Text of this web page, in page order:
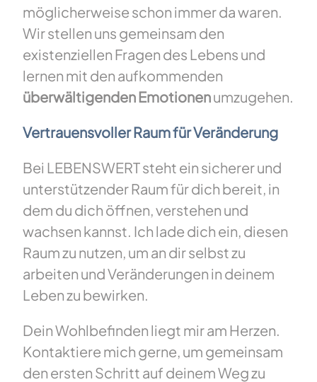
möglicherweise schon immer da waren.
Wir stellen uns gemeinsam den
existenziellen Fragen des Lebens und
lernen mit den aufkommenden
überwältigenden Emotionenumzugehen.
Vertrauensvoller Raum für Veränderung
Bei LEBENSWERT steht ein sicherer und
unterstützender Raum für dich bereit, in
dem du dich öffnen, verstehen und
wachsen kannst. Ich lade dich ein, diesen
Raum zu nutzen, um an dir selbst zu
arbeiten und Veränderungen in deinem
Leben zu bewirken.
Dein Wohlbefinden liegt mir am Herzen.
Kontaktiere mich gerne, um gemeinsam
den ersten Schritt auf deinem Weg zu